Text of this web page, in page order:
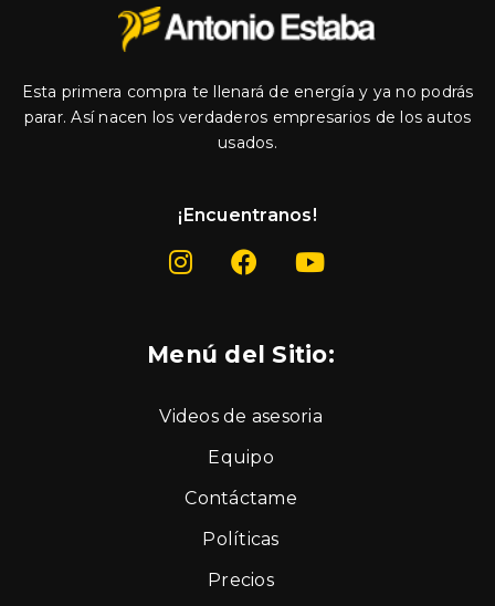
Esta primera compra te llenará de energía y ya no podrás
parar. Así nacen los verdaderos empresarios de los autos
usados.
¡Encuentranos!
Menú del Sitio:
Videos de asesoria
Equipo
Contáctame
Políticas
Precios